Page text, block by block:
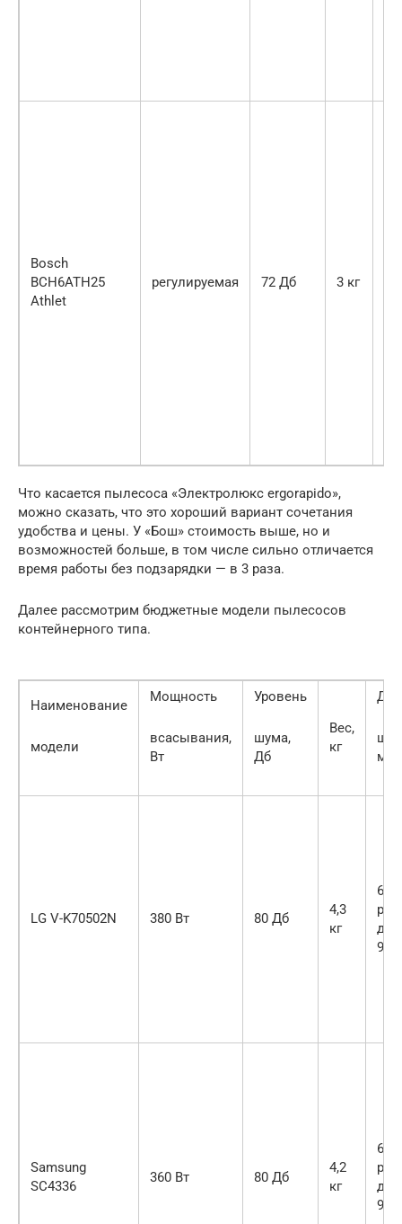
Bosch
BCH6ATH25
Athlet
регулируемая 72 Дб 3 кг
Что касается пылесоса «Электролюкс ergorapido»,
можно сказать, что это хороший вариант сочетания
удобства и цены. У «Бош» стоимость выше, но и
возможностей больше, в том числе сильно отличается
время работы без подзарядки — в 3 раза.
Далее рассмотрим бюджетные модели пылесосов
контейнерного типа.
Наименование
модели
Мощность
всасывания,
Вт
Уровень
шума,
Дб
Вес,
кг
LG V-K70502N 380 Вт 80 Дб
4,3
кг
6 м,
9,2
Samsung
SC4336
360 Вт 80 Дб
4,2
кг
6 м,
9,2